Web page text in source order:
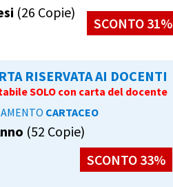
(26 Copie)
SCONTO 31%
RISERVATA AI DOCENTI
SOLO con carta del docente
CARTACEO
(52 Copie)
SCONTO 33%